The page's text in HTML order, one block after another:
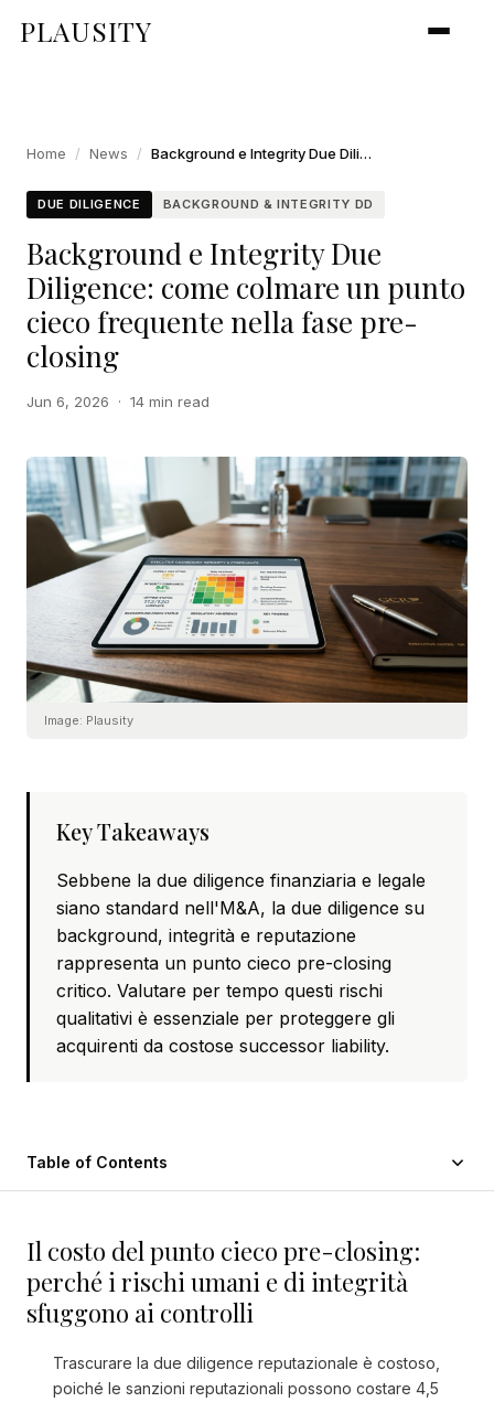
PLAUSITY
Home / News / Background e Integrity Due Diligence: come colmare un punto cieco frequente nella fase pre-closing
DUE DILIGENCE BACKGROUND & INTEGRITY DD
Background e Integrity Due
Diligence: come colmare un punto
cieco frequente nella fase pre-
closing
Jun 6, 2026 · 14 min read
Image: Plausity
Key Takeaways
Sebbene la due diligence finanziaria e legale
siano standard nell'M&A, la due diligence su
background, integrità e reputazione
rappresenta un punto cieco pre-closing
critico. Valutare per tempo questi rischi
qualitativi è essenziale per proteggere gli
acquirenti da costose successor liability.
Table of Contents
Il costo del punto cieco pre-closing:
perché i rischi umani e di integrità
sfuggono ai controlli
Trascurare la due diligence reputazionale è costoso,
poiché le sanzioni reputazionali possono costare 4,5